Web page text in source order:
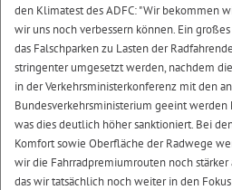
den Klimatest des ADFC: "Wir bekommen
wir uns noch verbessern können. Ein
das Falschparken zu Lasten der
stringenter umgesetzt werden, nachdem
in der Verkehrsministerkonferenz mit den
Bundesverkehrsministerium geeint
was dies deutlich höher sanktioniert. Bei
Komfort sowie Oberfläche der Radwege
wir die Fahrradpremiumrouten noch stärker
das wir tatsächlich noch weiter in den